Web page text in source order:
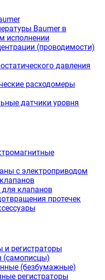
Baumer в
исполнении
(проводимости)
давления
расходомеры
датчики уровня
с электроприводом
клапанов
протечек
и регистраторы
(самописцы)
(безбумажные)
регистраторы